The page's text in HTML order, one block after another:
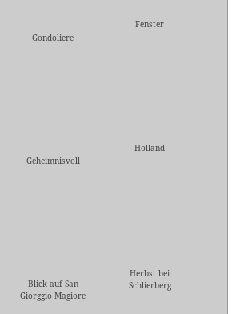
Gondoliere
Fenster
Geheimnisvoll
Holland
Blick auf San
Giorggio Magiore
Herbst bei
Schlierberg